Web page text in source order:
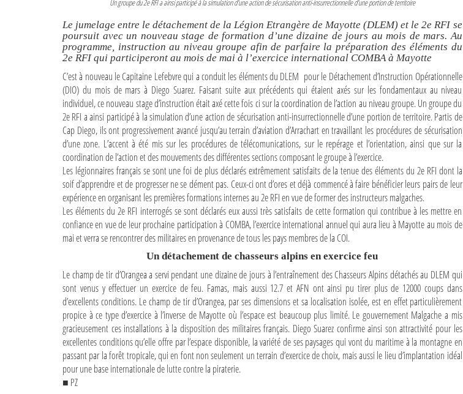
Un groupe du 2e RFI a ainsi participé à la simulation d’une action de sécurisation anti-insurrectionnelle d’une portion de territoire
Le jumelage entre le détachement de la Légion Etrangère de Mayotte (DLEM) et le 2e RFI se
poursuit avec un nouveau stage de formation d’une dizaine de jours au mois de mars. Au
programme, instruction au niveau groupe afin de parfaire la préparation des éléments du
2e RFI qui participeront au mois de mai à l’exercice international COMBA à Mayotte
C’est à nouveau le Capitaine Lefebvre qui a conduit les éléments du DLEM pour le Détachement d’Instruction Opérationnelle
(DIO) du mois de mars à Diego Suarez. Faisant suite aux précédents qui étaient axés sur les fondamentaux au niveau
individuel, ce nouveau stage d’instruction était axé cette fois ci sur la coordination de l’action au niveau groupe. Un groupe du
2e RFI a ainsi participé à la simulation d’une action de sécurisation anti-insurrectionnelle d’une portion de territoire. Partis de
Cap Diego, ils ont progressivement avancé jusqu’au terrain d’aviation d’Arrachart en travaillant les procédures de sécurisation
d’une zone. L’accent à été mis sur les procédures de télécomunications, sur le repérage et l’orientation, ainsi que sur la
coordination de l’action et des mouvements des différentes sections composant le groupe à l’exercice.
Les légionnaires français se sont une foi de plus déclarés extrêmement satisfaits de la tenue des éléments du 2e RFI dont la
soif d’apprendre et de progresser ne se dément pas. Ceux-ci ont d’ores et déjà commencé à faire bénéficier leurs pairs de leur
expérience en organisant les premières formations internes au 2e RFI en vue de former des instructeurs malgaches.
Les éléments du 2e RFI interrogés se sont déclarés eux aussi très satisfaits de cette formation qui contribue à les mettre en
confiance en vue de leur prochaine participation à COMBA, l’exercice international annuel qui aura lieu à Mayotte au mois de
mai et verra se rencontrer des militaires en provenance de tous les pays membres de la COI.
Un détachement de chasseurs alpins en exercice feu
Le champ de tir d’Orangea a servi pendant une dizaine de jours à l’entraînement des Chasseurs Alpins détachés au DLEM qui
sont venus y effectuer un exercice de feu. Famas, mais aussi 12.7 et AFN ont ainsi pu tirer plus de 12000 coups dans
d’excellents conditions. Le champ de tir d’Orangea, par ses dimensions et sa localisation isolée, est en effet particulièrement
propice à ce type d’exercice à l’inverse de Mayotte où l’espace est beaucoup plus limité. Le gouvernement Malgache a mis
gracieusement ces installations à la disposition des militaires français. Diego Suarez confirme ainsi son attractivité pour les
excellentes conditions qu’elle offre par l’espace disponible, la variété de ses paysages qui vont du maritime à la montagne en
passant par la forêt tropicale, qui en font non seulement un terrain d’exercice de choix, mais aussi le lieu d’implantation idéal
pour une base internationale de lutte contre la piraterie.
■ PZ